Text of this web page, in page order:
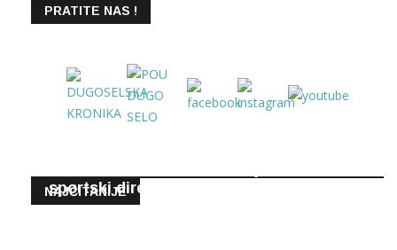
PRATITE NAS !
NAJČITANIJE
sportski direktor